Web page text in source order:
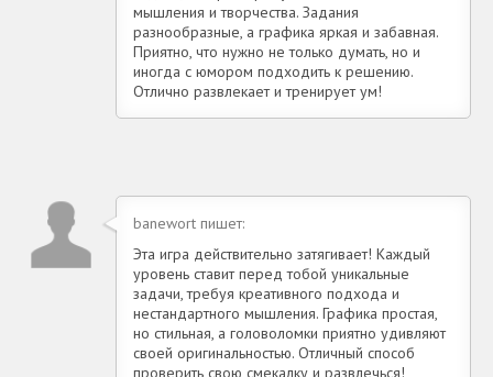
мышления и творчества. Задания
разнообразные, а графика яркая и забавная.
Приятно, что нужно не только думать, но и
иногда с юмором подходить к решению.
Отлично развлекает и тренирует ум!
banewort пишет:
Эта игра действительно затягивает! Каждый
уровень ставит перед тобой уникальные
задачи, требуя креативного подхода и
нестандартного мышления. Графика простая,
но стильная, а головоломки приятно удивляют
своей оригинальностью. Отличный способ
проверить свою смекалку и развлечься!